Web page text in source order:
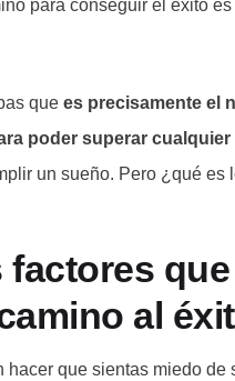
para conseguir el éxito
que es precisamente el
poder superar
un sueño. Pero ¿qué es
al
hacer que sientas miedo